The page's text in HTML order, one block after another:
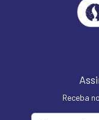
Receba